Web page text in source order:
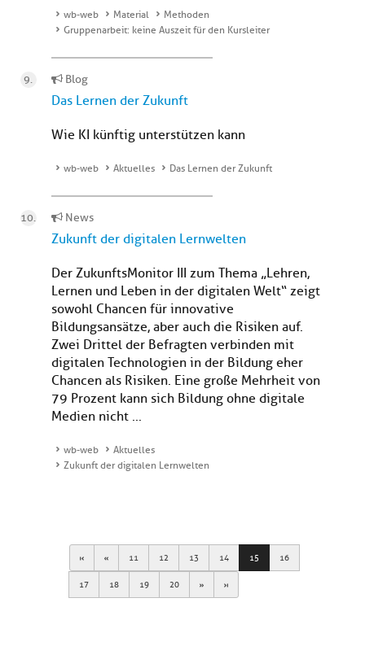
wb-web Material
Methoden
Gruppenarbeit: keine Auszeit für den Kursleiter
Blog
Das Lernen der Zukunft
Wie KI künftig unterstützen kann
wb-web Aktuelles Das Lernen der Zukunft
News
Zukunft der digitalen Lernwelten
Der ZukunftsMonitor III zum Thema „Lehren,
Lernen und Leben in der digitalen Welt“ zeigt
sowohl Chancen für innovative
Bildungsansätze, aber auch die Risiken auf.
Zwei Drittel der Befragten verbinden mit
digitalen Technologien in der Bildung eher
Chancen als Risiken. Eine große Mehrheit von
79 Prozent kann sich Bildung ohne digitale
Medien nicht ...
wb-web
Aktuelles
Zukunft der digitalen Lernwelten
First Previous
11 12 13 14 15 16
17 18 19 20 Next Last